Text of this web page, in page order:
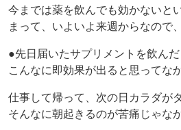
今までは薬を飲んでも効かないと
まって、いよいよ来週からなので
●先日届いたサプリメントを飲ん
こんなに即効果が出ると思ってな
仕事して帰って、次の日カラダが
そんなに朝起きるのが苦痛じゃな